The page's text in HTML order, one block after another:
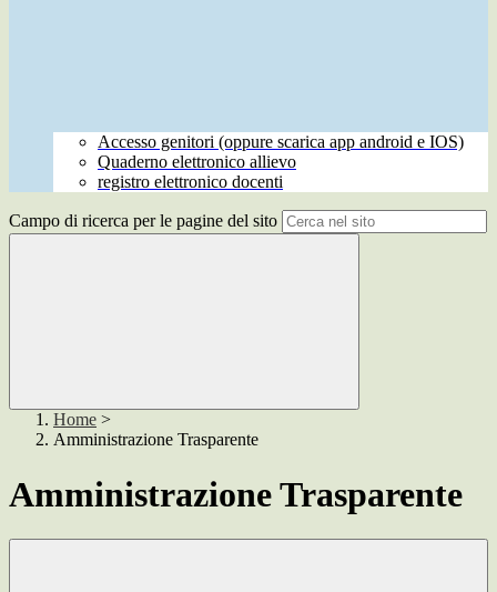
Accesso genitori (oppure scarica app android e IOS)
Quaderno elettronico allievo
registro elettronico docenti
Campo di ricerca per le pagine del sito
Home >
Amministrazione Trasparente
Amministrazione Trasparente